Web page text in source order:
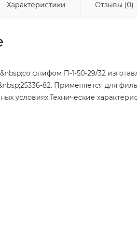
Характеристики Отзывы (0)
флифом П-1-50-29/32
82. Применяется для
условиях.Технические